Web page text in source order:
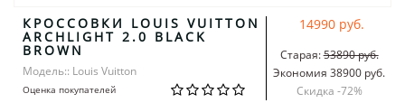
КРОССОВКИ LOUIS VUITTON
ARCHLIGHT 2.0 BLACK
BROWN
Модель:: Louis Vuitton
Оценка покупателей
14990 руб.
Старая:53890 руб.
Экономия 38900 руб.
Скидка -72%